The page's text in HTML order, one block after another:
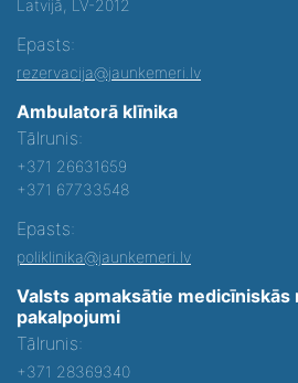
Latvijā, LV-2012
Epasts:
rezervacija@jaunkemeri.lv
Ambulatorā klīnika
Tālrunis:
+371 26631659
+371 67733548
Epasts:
poliklinika@jaunkemeri.lv
Valsts apmaksātie medicīniskās
pakalpojumi
Tālrunis:
+371 28369340